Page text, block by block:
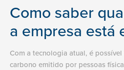
Como saber
a empresa está
Com a tecnologia atual, é
carbono emitido por pessoas